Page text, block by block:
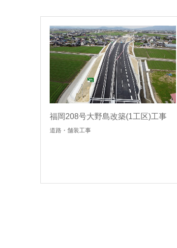
福岡208号大野島改築(1工区)工事
道路・舗装工事